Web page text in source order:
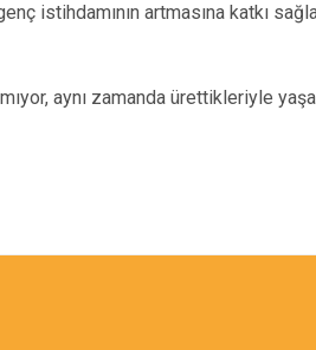
istihdamının artmasına katkı
aynı zamanda ürettikleriyle